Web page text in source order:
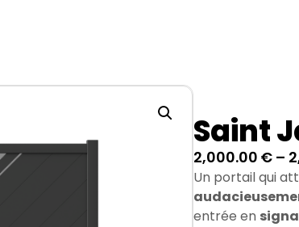
Saint
2,000.00 €–
Un portail qui
entrée en